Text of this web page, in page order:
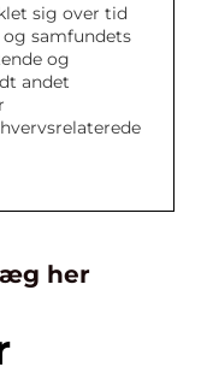
sig over tid
samfundets
og
andet
her